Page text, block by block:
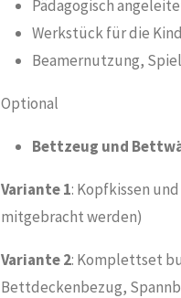
Pädagogisch
Werkstück für die
Beamernutzung,
Optional
Bettzeug und
Variante 1: Kopfkissen
mitgebracht werden)
Variante 2: Komplettset
Bettdeckenbezug,